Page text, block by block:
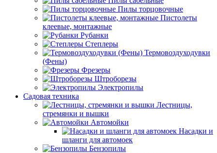
Пилы торцовочные
Пистолеты
клеевые, монтажные
Рубанки
Степлеры
Термовоздуходувки
(Фены)
Фрезеры
Штроборезы
Электропилы
Садовая техника
Лестницы,
стремянки и вышки
Автомойки
Насадки и
шланги для автомоек
Бензопилы